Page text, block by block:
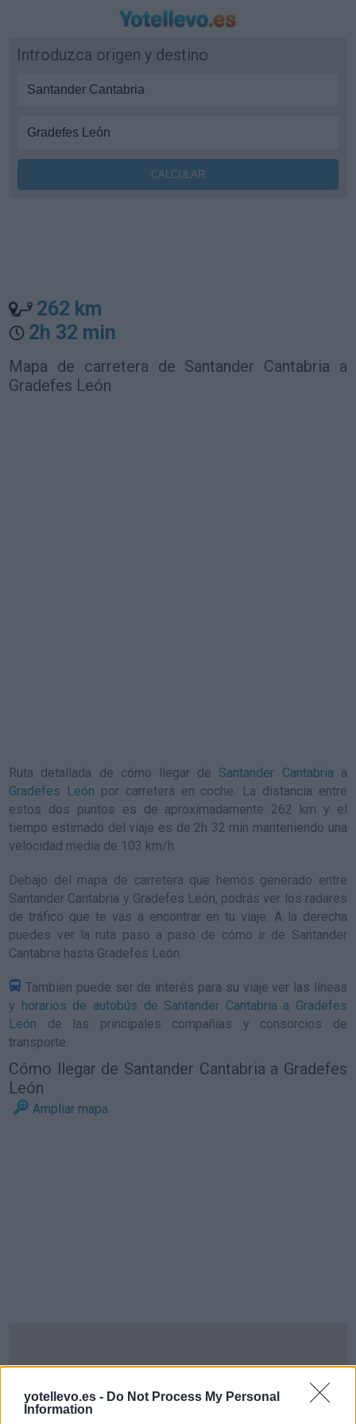
yotellevo.es - Do Not Process My Personal
Information
Introduzca origen y destino
262 km
2h 32 min
Mapa de carretera de Santander Cantabria a
Gradefes León
Ruta detallada de cómo llegar de Santander Cantabria a
Gradefes León por carretera en coche. La distancia entre
estos dos puntos es de aproximadamente 262 km y el
tiempo estimado del viaje es de 2h 32 min manteniendo una
velocidad media de 103 km/h.
Debajo del mapa de carretera que hemos generado entre
Santander Cantabria y Gradefes León, podrás ver los radares
de tráfico que te vas a encontrar en tu viaje. A la derecha
puedes ver la ruta paso a paso de cómo ir de Santander
Cantabria hasta Gradefes León.
Tambien puede ser de interés para su viaje ver las líneas
y horarios de autobús de Santander Cantabria a Gradefes
León de las principales compañías y consorcios de
transporte.
Cómo llegar de Santander Cantabria a Gradefes
León
Ampliar mapa